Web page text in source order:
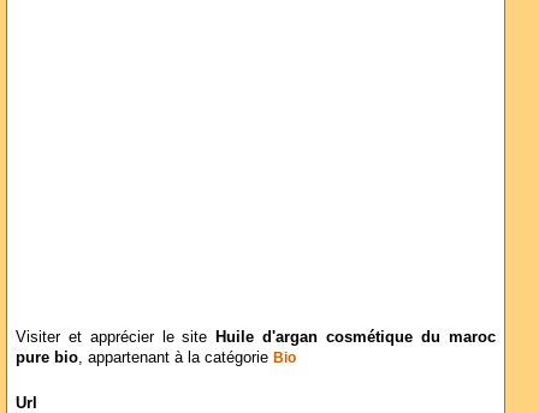
Visiter et apprécier le site Huile d'argan cosmétique du maroc
pure bio, appartenant à la catégorie Bio
Url